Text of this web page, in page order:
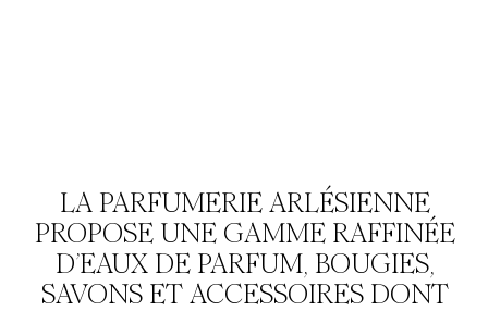
LA PARFUMERIE ARLÉSIENNE
PROPOSE UNE GAMME RAFFINÉE
D’EAUX DE PARFUM, BOUGIES,
SAVONS ET ACCESSOIRES DONT